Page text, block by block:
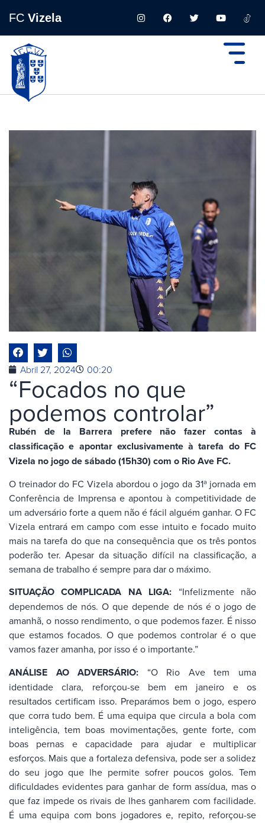
FC Vizela
Abril 27, 2024 00:20
“Focados no que
podemos controlar”
Rubén de la Barrera prefere não fazer contas à
classificação e apontar exclusivamente à tarefa do FC
Vizela no jogo de sábado (15h30) com o Rio Ave FC.
O treinador do FC Vizela abordou o jogo da 31ª jornada em
Conferência de Imprensa e apontou à competitividade de
um adversário forte a quem não é fácil alguém ganhar. O FC
Vizela entrará em campo com esse intuito e focado muito
mais na tarefa do que na consequência que os três pontos
poderão ter. Apesar da situação difícil na classificação, a
semana de trabalho é sempre para dar o máximo.
SITUAÇÃO COMPLICADA NA LIGA: “Infelizmente não
dependemos de nós. O que depende de nós é o jogo de
amanhã, o nosso rendimento, o que podemos fazer. É nisso
que estamos focados. O que podemos controlar é o que
vamos fazer amanha, por isso é o importante.”
ANÁLISE AO ADVERSÁRIO: “O Rio Ave tem uma
identidade clara, reforçou-se bem em janeiro e os
resultados certificam isso. Preparámos bem o jogo, espero
que corra tudo bem. É uma equipa que circula a bola com
inteligência, tem boas movimentações, gente forte, com
boas pernas e capacidade para ajudar e multiplicar
esforços. Mais que a fortaleza defensiva, pode ser a solidez
do seu jogo que lhe permite sofrer poucos golos. Tem
dificuldades evidentes para ganhar de form assídua, mas o
que faz impede os rivais de lhes ganharem com facilidade.
É uma equipa com bons jogadores e, repito, reforçou-se